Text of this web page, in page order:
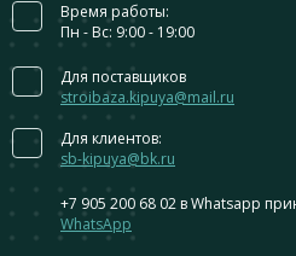
Время работы:
Пн - Вс: 9:00 - 19:00
Для поставщиков
stroibaza.kipuya@mail.ru
Для клиентов:
sb-kipuya@bk.ru
+7 905 200 68 02 в Whatsapp
WhatsApp